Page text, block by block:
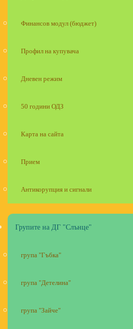
Финансов модул (бюджет)
Профил на купувача
Дневен режим
50 години ОДЗ
Карта на сайта
Прием
Антикорупция и сигнали
Групите на ДГ "Слънце"
група "Гъбка"
група "Детелина"
група "Зайче"